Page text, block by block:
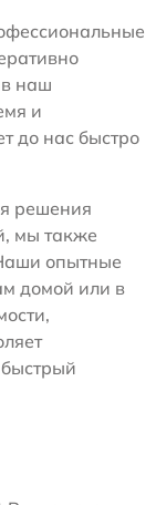
в наш
и
до нас быстро
решения
мы также
опытные
домой или в